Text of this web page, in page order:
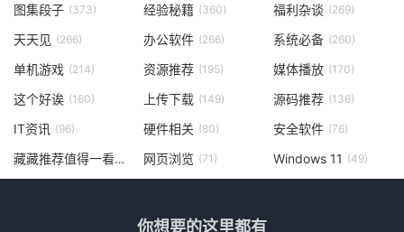
图集段子 (373) 经验秘籍 (360) 福利杂谈 (269)
天天见 (266) 办公软件 (266) 系统必备 (260)
单机游戏 (214) 资源推荐 (195) 媒体播放 (170)
这个好诶 (160) 上传下载 (149) 源码推荐 (136)
IT资讯 (96) 硬件相关 (80) 安全软件 (76)
藏藏推荐值得一看 网页浏览 (71) Windows 11 (49)
你想要的这里都有